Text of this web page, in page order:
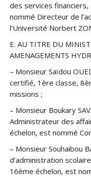
des services
nommé Directeur de
l’Université Norbert
E. AU TITRE DU
AMENAGEMENTS
– Monsieur Saïdou
certifié, 1ère classe,
missions ;
– Monsieur Boukary
Administrateur des
échelon, est nommé
– Monsieur Souhaibou
d’administration
16ème échelon, est